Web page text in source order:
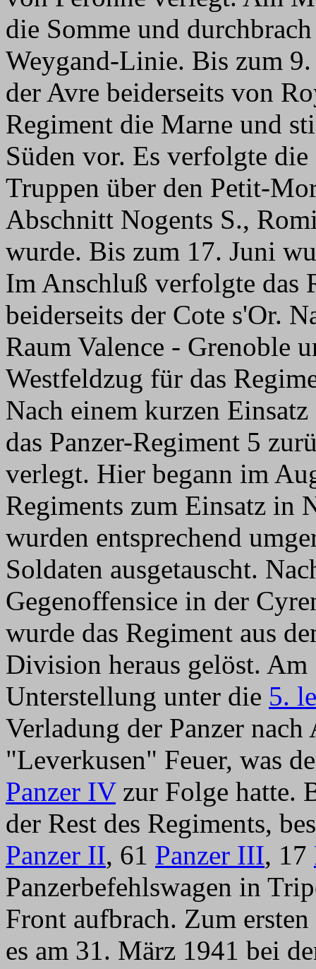
die Somme und
Weygand-Linie. Bis zum
der Avre beiderseits von
Regiment die Marne und
Süden vor. Es verfolgte
Truppen über den Petit-
Abschnitt Nogents S.,
wurde. Bis zum 17. Juni
Im Anschluß verfolgte das
beiderseits der Cote s'Or.
Raum Valence - Grenoble
Westfeldzug für das
Nach einem kurzen
das Panzer-Regiment 5
verlegt. Hier begann im
Regiments zum Einsatz in
wurden entsprechend
Soldaten ausgetauscht.
Gegenoffensice in der
wurde das Regiment aus
Division heraus gelöst.
Unterstellung unter die 5.
Verladung der Panzer
"Leverkusen" Feuer, was
Panzer IVzur Folge hatte.
der Rest des Regiments,
Panzer II, 61 Panzer III, 17
Panzerbefehlswagen in
Front aufbrach. Zum
es am 31. März 1941 bei